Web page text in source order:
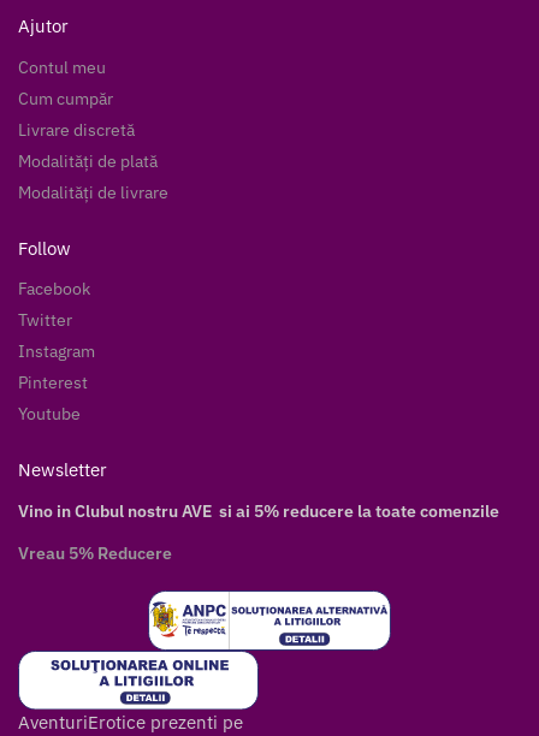
Ajutor
Contul meu
Cum cumpăr
Livrare discretă
Modalități de plată
Modalități de livrare
Follow
Facebook
Twitter
Instagram
Pinterest
Youtube
Newsletter
Vino in Clubul nostru AVE si ai 5% reducere la toate comenzile
Vreau 5% Reducere
AventuriErotice prezenti pe